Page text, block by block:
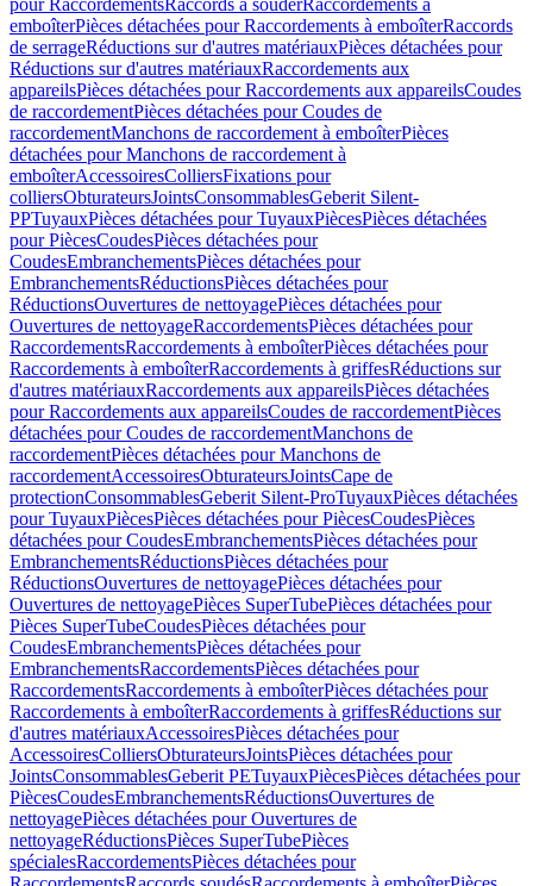
pour RaccordementsRaccords à souderRaccordements à
emboîterPièces détachées pour Raccordements à emboîterRaccords
de serrageRéductions sur d'autres matériauxPièces détachées pour
Réductions sur d'autres matériauxRaccordements aux
appareilsPièces détachées pour Raccordements aux appareilsCoudes
de raccordementPièces détachées pour Coudes de
raccordementManchons de raccordement à emboîterPièces
détachées pour Manchons de raccordement à
emboîterAccessoiresColliersFixations pour
colliersObturateursJointsConsommablesGeberit Silent-
PPTuyauxPièces détachées pour TuyauxPiècesPièces détachées
pour PiècesCoudesPièces détachées pour
CoudesEmbranchementsPièces détachées pour
EmbranchementsRéductionsPièces détachées pour
RéductionsOuvertures de nettoyagePièces détachées pour
Ouvertures de nettoyageRaccordementsPièces détachées pour
RaccordementsRaccordements à emboîterPièces détachées pour
Raccordements à emboîterRaccordements à griffesRéductions sur
d'autres matériauxRaccordements aux appareilsPièces détachées
pour Raccordements aux appareilsCoudes de raccordementPièces
détachées pour Coudes de raccordementManchons de
raccordementPièces détachées pour Manchons de
raccordementAccessoiresObturateursJointsCape de
protectionConsommablesGeberit Silent-ProTuyauxPièces détachées
pour TuyauxPiècesPièces détachées pour PiècesCoudesPièces
détachées pour CoudesEmbranchementsPièces détachées pour
EmbranchementsRéductionsPièces détachées pour
RéductionsOuvertures de nettoyagePièces détachées pour
Ouvertures de nettoyagePièces SuperTubePièces détachées pour
Pièces SuperTubeCoudesPièces détachées pour
CoudesEmbranchementsPièces détachées pour
EmbranchementsRaccordementsPièces détachées pour
RaccordementsRaccordements à emboîterPièces détachées pour
Raccordements à emboîterRaccordements à griffesRéductions sur
d'autres matériauxAccessoiresPièces détachées pour
AccessoiresColliersObturateursJointsPièces détachées pour
JointsConsommablesGeberit PETuyauxPiècesPièces détachées pour
PiècesCoudesEmbranchementsRéductionsOuvertures de
nettoyagePièces détachées pour Ouvertures de
nettoyageRéductionsPièces SuperTubePièces
spécialesRaccordementsPièces détachées pour